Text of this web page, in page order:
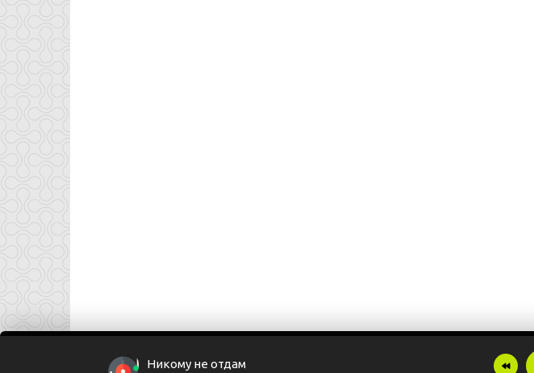
Никому не отдам